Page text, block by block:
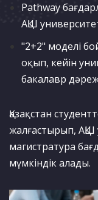
Pathway
АҚШ
"2+2" моделі
оқып, кейін
бакалавр
Қазақстан
жалғастырып, АҚШ
магистратура
мүмкіндік алады.